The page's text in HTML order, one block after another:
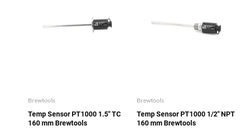
Brewtools
Temp Sensor PT1000 1.5" TC
160 mm Brewtools
Brewtools
Temp Sensor PT1000 1/2" NPT
160 mm Brewtools